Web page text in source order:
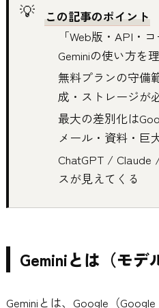
この記事のポイント
「Web版・API・
Geminiの使い方を
無料プランの守備
成・ストレージが
最大の差別化は
メール・資料・巨
ChatGPT / Claude
スが見えてくる
Geminiとは（モデ
Geminiとは、Google（